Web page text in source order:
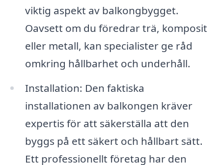
viktig aspekt av balkongbygget.
Oavsett om du föredrar trä, komposit
eller metall, kan specialister ge råd
omkring hållbarhet och underhåll.
Installation: Den faktiska
installationen av balkongen kräver
expertis för att säkerställa att den
byggs på ett säkert och hållbart sätt.
Ett professionellt företag har den